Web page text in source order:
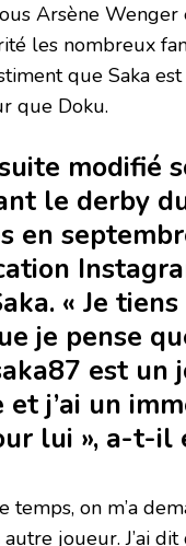
Arsène
les nombreux
que Saka
que Doku.
modifié
le derby
en
« Je tiens
je pense
est un
j’ai un
lui », a-t-il
temps, on m’a
joueur. J’ai dit